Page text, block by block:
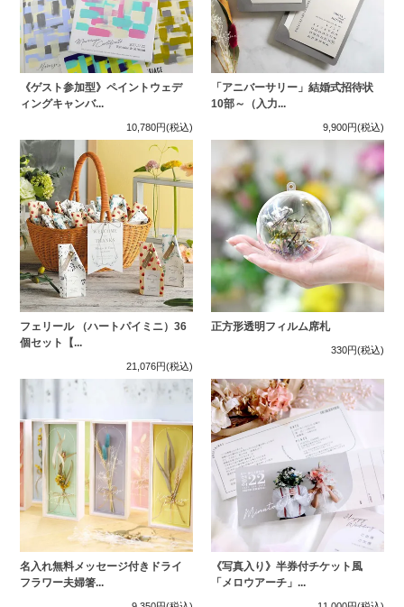
《ゲスト参加型》ペイントウェデ
ィングキャンバ...
10,780円(税込)
「アニバーサリー」結婚式招待状
10部～（入力...
9,900円(税込)
フェリール （ハートパイミニ）36
個セット【...
21,076円(税込)
正方形透明フィルム席札
330円(税込)
名入れ無料メッセージ付きドライ
フラワー夫婦箸...
《写真入り》半券付チケット風
「メロウアーチ」...